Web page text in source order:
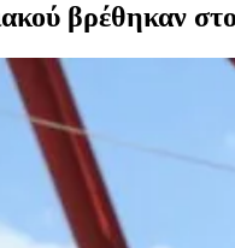
βρέθηκαν